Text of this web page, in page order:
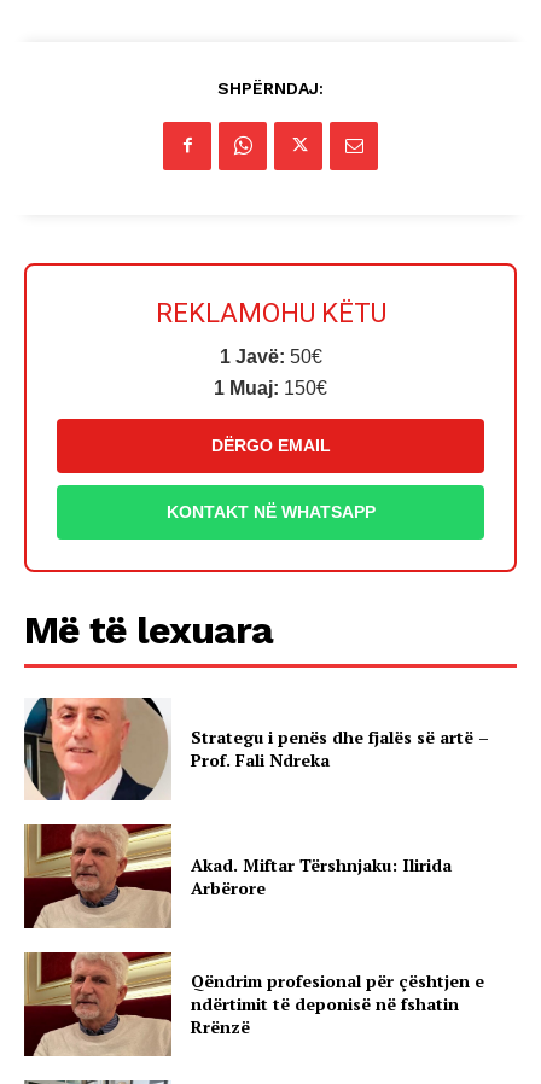
SHPËRNDAJ:
REKLAMOHU KËTU
1 Javë: 50€
1 Muaj: 150€
DËRGO EMAIL
KONTAKT NË WHATSAPP
Më të lexuara
Strategu i penës dhe fjalës së artë –
Prof. Fali Ndreka
Akad. Miftar Tërshnjaku: Ilirida
Arbërore
Qëndrim profesional për çështjen e
ndërtimit të deponisë në fshatin
Rrënzë